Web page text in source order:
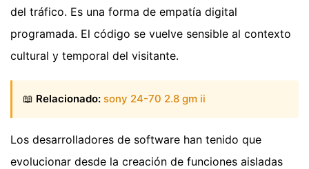
del tráfico. Es una forma de empatía digital
programada. El código se vuelve sensible al contexto
cultural y temporal del visitante.
📖 Relacionado: sony 24-70 2.8 gm ii
Los desarrolladores de software han tenido que
evolucionar desde la creación de funciones aisladas